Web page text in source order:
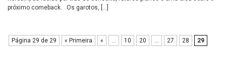
próximo comeback. Os garotos, […]
Página 29 de 29 « Primeira « ... 10 20 ... 27 28 29